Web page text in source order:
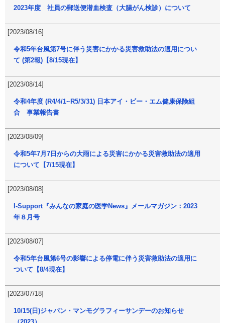
2023年度 社員の郵送便潜血検査（大腸がん検診）について
[2023/08/16]
令和5年台風第7号に伴う災害にかかる災害救助法の適用につい
て (第2報)【8/15現在】
[2023/08/14]
令和4年度 (R4/4/1~R5/3/31) 日本アイ・ビー・エム健康保険組
合 事業報告書
[2023/08/09]
令和5年7月7日からの大雨による災害にかかる災害救助法の適用
について【7/15現在】
[2023/08/08]
I-Support『みんなの家庭の医学News』メールマガジン：2023
年８月号
[2023/08/07]
令和5年台風第6号の影響による停電に伴う災害救助法の適用に
ついて【8/4現在】
[2023/07/18]
10/15(日)ジャパン・マンモグラフィーサンデーのお知らせ